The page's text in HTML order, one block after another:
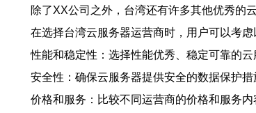
除了XX公司之外，台湾还有许多其他优秀的
在选择台湾云服务器运营商时，用户可以考虑
性能和稳定性：选择性能优秀、稳定可靠的云
安全性：确保云服务器提供安全的数据保护措
价格和服务：比较不同运营商的价格和服务内